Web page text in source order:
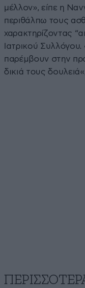
μέλλον», είπε η
περιθάλπω τους
χαρακτηρίζοντας
Ιατρικού
παρέμβουν στην
δικιά τους